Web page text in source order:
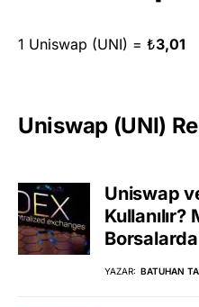
1 Uniswap (UNI) = ₺3,01
Uniswap (UNI)
Uniswap
YAZAR: BATUHAN